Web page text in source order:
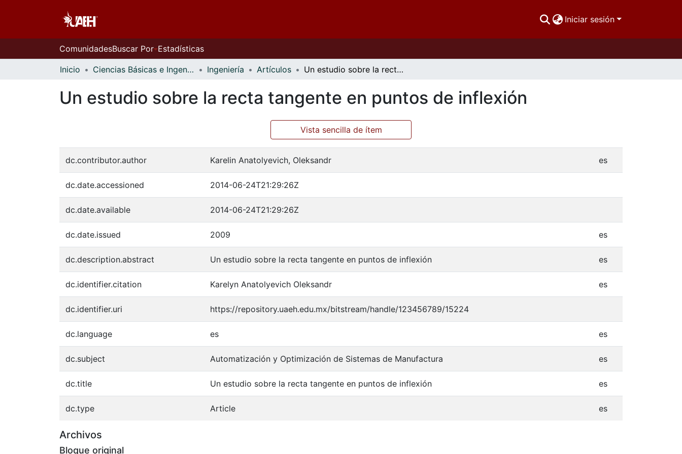
Iniciar sesión
ComunidadesBuscar Por Estadísticas
Inicio Ciencias Básicas e Ingeniería Ingeniería Artículos Un estudio sobre la recta tangente en puntos de inflexión
Un estudio sobre la recta tangente en puntos de inflexión
Vista sencilla de ítem
dc.contributor.author Karelin Anatolyevich, Oleksandr es
dc.date.accessioned 2014-06-24T21:29:26Z
dc.date.available 2014-06-24T21:29:26Z
dc.date.issued 2009 es
dc.description.abstract Un estudio sobre la recta tangente en puntos de inflexión es
dc.identifier.citation Karelyn Anatolyevich Oleksandr es
dc.identifier.uri https://repository.uaeh.edu.mx/bitstream/handle/123456789/15224
dc.language es es
dc.subject Automatización y Optimización de Sistemas de Manufactura es
dc.title Un estudio sobre la recta tangente en puntos de inflexión es
dc.type Article es
Archivos
Bloque original